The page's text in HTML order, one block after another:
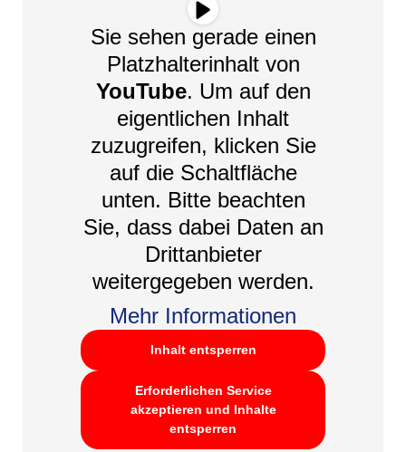
Sie sehen gerade einen
Platzhalterinhalt von
YouTube. Um auf den
eigentlichen Inhalt
zuzugreifen, klicken Sie
auf die Schaltfläche
unten. Bitte beachten
Sie, dass dabei Daten an
Drittanbieter
weitergegeben werden.
Mehr Informationen
Inhalt entsperren
Erforderlichen Service
akzeptieren und Inhalte
entsperren